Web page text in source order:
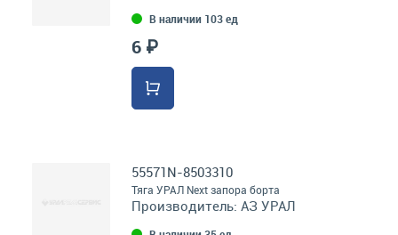
В наличии 103 ед
6 ₽
55571N-8503310
Тяга УРАЛ Next запора борта
Производитель: АЗ УРАЛ